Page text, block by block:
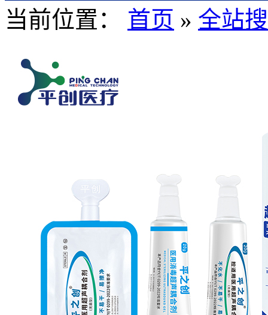
当前位置： 首页 » 全站